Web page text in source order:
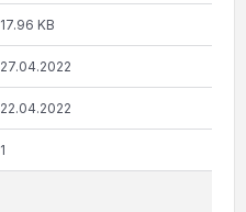
17.96 KB
27.04.2022
22.04.2022
1